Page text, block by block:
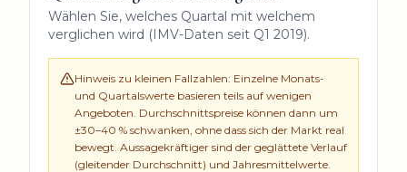
Wählen Sie, welches Quartal mit welchem
verglichen wird (IMV-Daten seit Q1 2019).
Hinweis zu kleinen Fallzahlen: Einzelne Monats-
und Quartalswerte basieren teils auf wenigen
Angeboten. Durchschnittspreise können dann um
±30–40 % schwanken, ohne dass sich der Markt real
bewegt. Aussagekräftiger sind der geglättete Verlauf
(gleitender Durchschnitt) und Jahresmittelwerte.